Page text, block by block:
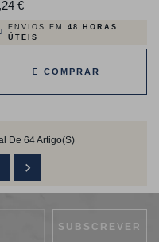
€Preço
ENVIOS EM 48 HORAS
ÚTEIS
COMPRAR
De 64 Artigo(s)
